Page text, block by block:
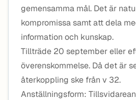
gemensamma mål. Det är
kompromissa samt att dela
information och kunskap.
Tillträde 20 september eller
överenskommelse. Då det är
återkoppling ske från v 32.
Anställningsform: